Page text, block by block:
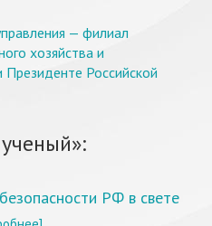
— филиал
хозяйства и
Президенте Российской
РФ в свете